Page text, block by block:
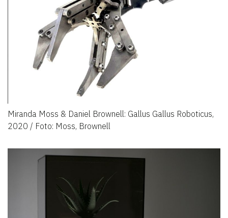
Miranda Moss & Daniel Brownell: Gallus Gallus Roboticus,
2020 / Foto: Moss, Brownell